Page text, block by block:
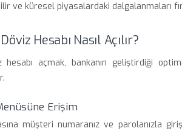
ve küresel piyasalardaki dalgalanmaları
Hesabı Nasıl Açılır?
hesabı açmak, bankanın geliştirdiği
Erişim
müşteri numaranız ve parolanızla